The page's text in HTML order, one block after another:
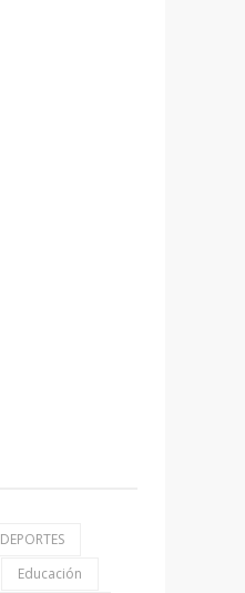
DEPORTES
Educación